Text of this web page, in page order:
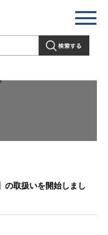
の取扱いを開始しまし